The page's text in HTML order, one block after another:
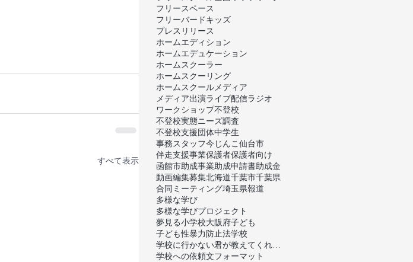
すべて表示
フリースペース
フリーバードキッズ
プレスリリース
ホームエディション
ホームエデュケーション
ホームスクーラー
ホームスクーリング
ホームスクールメディア
メディア出演ライブ配信ラジオ
ワークショップ不登校
不登校実態ニーズ調査
不登校支援団体中学生
事務スタッフ今じんこ仙台市
伴走支援事業保護者保護者向け
函館市助成事業助成申請書助成金
動画編集募集北海道千葉市千葉県
合同ミーティング埼玉県報道
多様な学び
多様な学びプロジェクト
夢見る小学校大阪府子ども
子ども性暴力防止法学校
学校に行かない君が教えてくれたこと
学校への依頼文フォーマット